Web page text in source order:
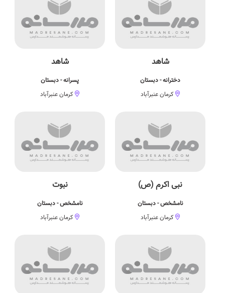
شاهد
دخترانه - دبستان
کرمان عنبرآباد
شاهد
پسرانه - دبستان
کرمان عنبرآباد
نبی اكرم (ص)
نامشخص - دبستان
کرمان عنبرآباد
نبوت
نامشخص - دبستان
کرمان عنبرآباد